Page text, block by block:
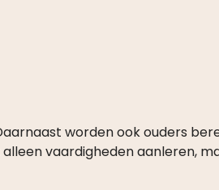
worden ook ouders
vaardigheden aanleren,